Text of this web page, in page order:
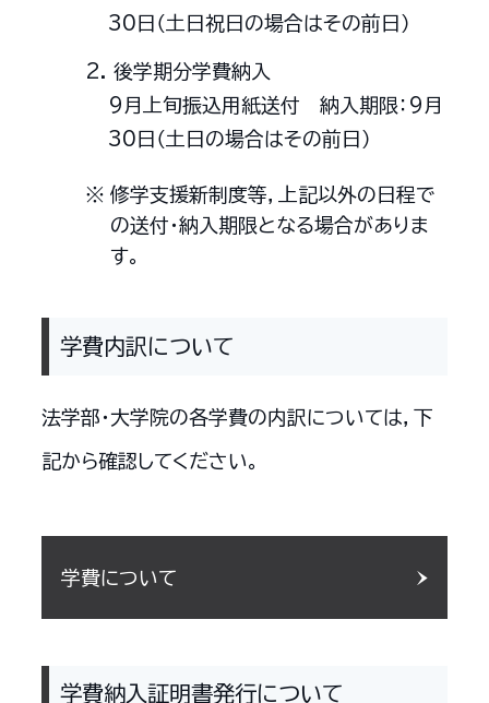
30日（土日祝日の場合はその前日）
後学期分学費納入
9月上旬振込用紙送付 納入期限：9月
30日（土日の場合はその前日）
修学支援新制度等，上記以外の日程で
の送付・納入期限となる場合がありま
す。
学費内訳について
法学部・大学院の各学費の内訳については，下
記から確認してください。
学費について
学費納入証明書発行について